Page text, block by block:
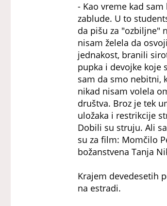
- Kao vreme kad
zablude. U to
da pišu za "ozbiljne"
nisam želela da
jednakost, branili
pupka i devojke koje
sam da smo nebitni,
nikad nisam volela
društva. Broz je tek
uložaka i restrikcije
Dobili su struju. Ali
su za film: Momčilo
božanstvena Tanja
Krajem devedesetih
na estradi.